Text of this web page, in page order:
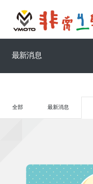
最新消息
全部 最新消息